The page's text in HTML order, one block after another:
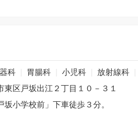
科 胃腸科 小児科 放射線科
東区戸坂出江２丁目１０－３１
坂小学校前」下車徒歩３分。